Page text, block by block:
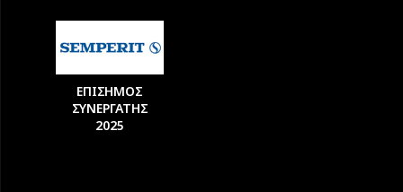
ΕΠΙΣΗΜΟΣ
ΣΥΝΕΡΓΑΤΗΣ
2025